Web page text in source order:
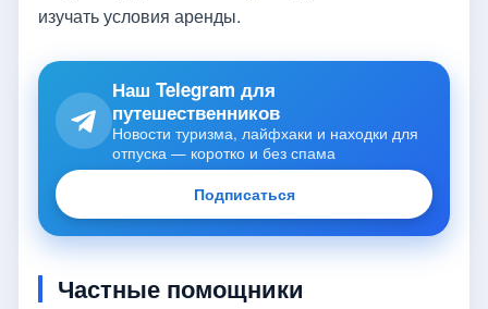
изучать условия аренды.
Наш Telegram для
путешественников
Новости туризма, лайфхаки и находки для
отпуска — коротко и без спама
Подписаться
Частные помощники